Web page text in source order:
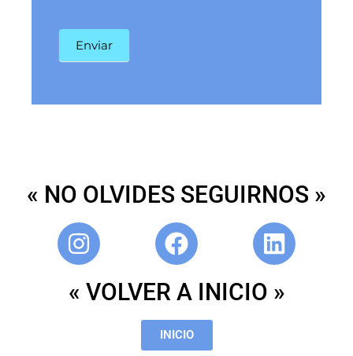
Enviar
« NO OLVIDES SEGUIRNOS »
« VOLVER A INICIO »
INICIO